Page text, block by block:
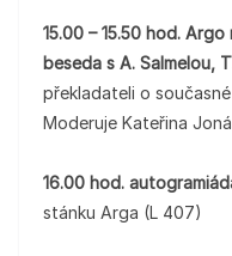
15.00 – 15.50 hod. Argo
beseda s A. Salmelou,
překladateli o
Moderuje Kateřina
16.00 hod.
stánku Arga (L 407)